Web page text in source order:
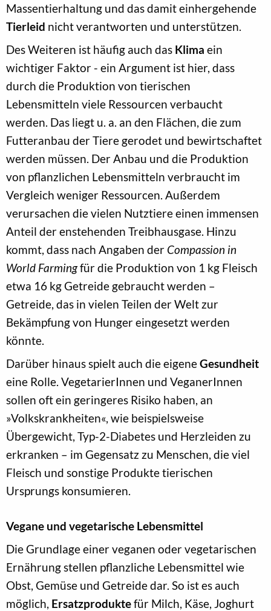
Massentierhaltung und das damit einhergehende
Tierleid nicht verantworten und unterstützen.
Des Weiteren ist häufig auch das Klima ein
wichtiger Faktor - ein Argument ist hier, dass
durch die Produktion von tierischen
Lebensmitteln viele Ressourcen verbaucht
werden. Das liegt u. a. an den Flächen, die zum
Futteranbau der Tiere gerodet und bewirtschaftet
werden müssen. Der Anbau und die Produktion
von pflanzlichen Lebensmitteln verbraucht im
Vergleich weniger Ressourcen. Außerdem
verursachen die vielen Nutztiere einen immensen
Anteil der enstehenden Treibhausgase. Hinzu
kommt, dass nach Angaben der Compassion in
World Farmingfür die Produktion von 1 kg Fleisch
etwa 16 kg Getreide gebraucht werden –
Getreide, das in vielen Teilen der Welt zur
Bekämpfung von Hunger eingesetzt werden
könnte.
Darüber hinaus spielt auch die eigeneGesundheit
eine Rolle. VegetarierInnen und VeganerInnen
sollen oft ein geringeres Risiko haben, an
»Volkskrankheiten«, wie beispielsweise
Übergewicht, Typ-2-Diabetes und Herzleiden zu
erkranken – im Gegensatz zu Menschen, die viel
Fleisch und sonstige Produkte tierischen
Ursprungs konsumieren.
Vegane und vegetarische Lebensmittel
Die Grundlage einer veganen oder vegetarischen
Ernährung stellen pflanzliche Lebensmittel wie
Obst, Gemüse und Getreide dar. So ist es auch
möglich, Ersatzproduktefür Milch, Käse, Joghurt